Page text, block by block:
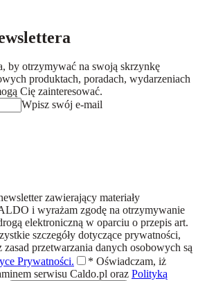
by otrzymywać na swoją skrzynkę
produktach, poradach, wydarzeniach
Cię zainteresować.
Wpisz swój e-mail
zawierający materiały
i wyrażam zgodę na otrzymywanie
elektroniczną w oparciu o przepis art.
szczegóły dotyczące prywatności,
przetwarzania danych osobowych są
Prywatności. * Oświadczam, iż
serwisu Caldo.pl oraz Polityką